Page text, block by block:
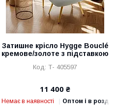
Затишне крісло Hygge Bouclé
кремове/золоте з підставкою
Т- 405597
11 400 ₴
Немає в наявності Оптом і в роздріб